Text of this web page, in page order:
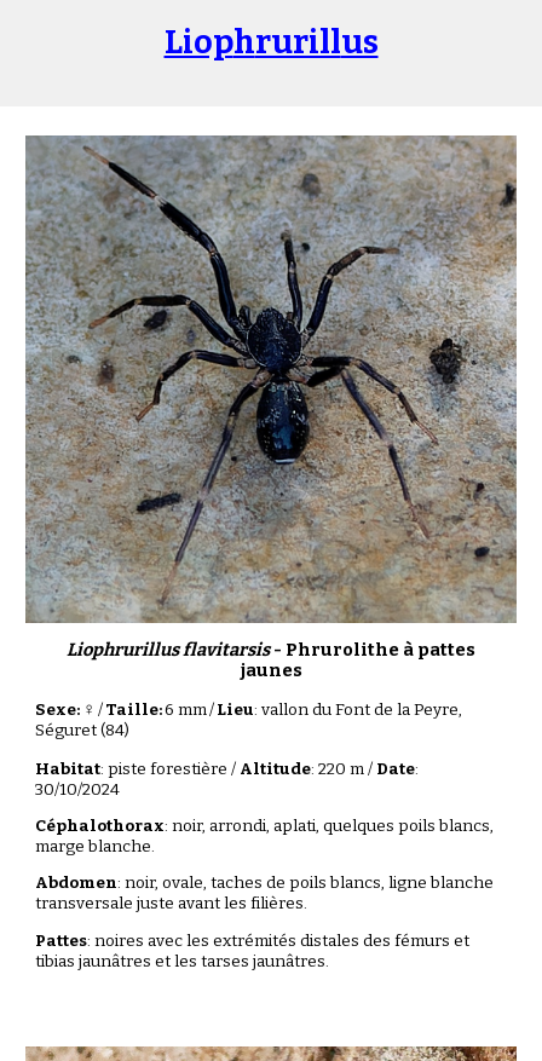
Liophrurillus
Liophrurillus flavitarsis - Phrurolithe à pattes
jaunes
Sexe: ♀ /Taille:6 mm/Lieu:vallon du Font de la Peyre,
Séguret (84)
Habitat:piste forestière / Altitude:220 m / Date:
30/10/2024
Céphalothorax: noir, arrondi, aplati, quelques poils blancs,
marge blanche.
Abdomen:noir,ovale, taches de poils blancs, ligne blanche
transversale juste avant les filières.
Pattes: noires avec les extrémités distales des fémurs et
tibias jaunâtreset les tarses jaunâtres.